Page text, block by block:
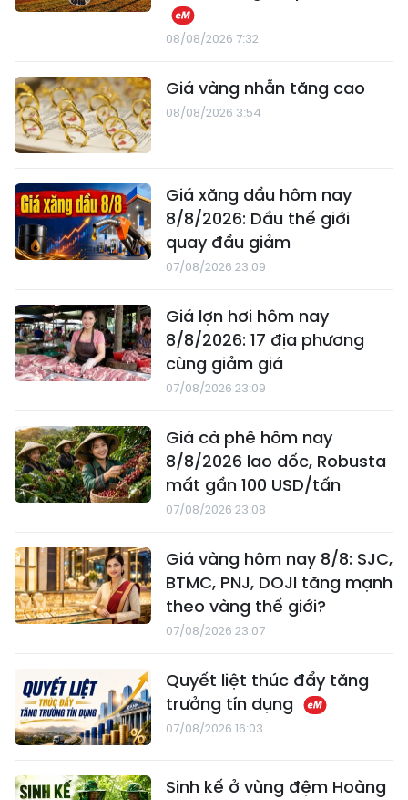
08/08/2026 7:32
Giá vàng nhẫn tăng cao
08/08/2026 3:54
Giá xăng dầu hôm nay
8/8/2026: Dầu thế giới
quay đầu giảm
07/08/2026 23:09
Giá lợn hơi hôm nay
8/8/2026: 17 địa phương
cùng giảm giá
07/08/2026 23:09
Giá cà phê hôm nay
8/8/2026 lao dốc, Robusta
mất gần 100 USD/tấn
07/08/2026 23:08
Giá vàng hôm nay 8/8: SJC,
BTMC, PNJ, DOJI tăng mạnh
theo vàng thế giới?
07/08/2026 23:07
Quyết liệt thúc đẩy tăng
trưởng tín dụng
07/08/2026 16:03
Sinh kế ở vùng đệm Hoàng